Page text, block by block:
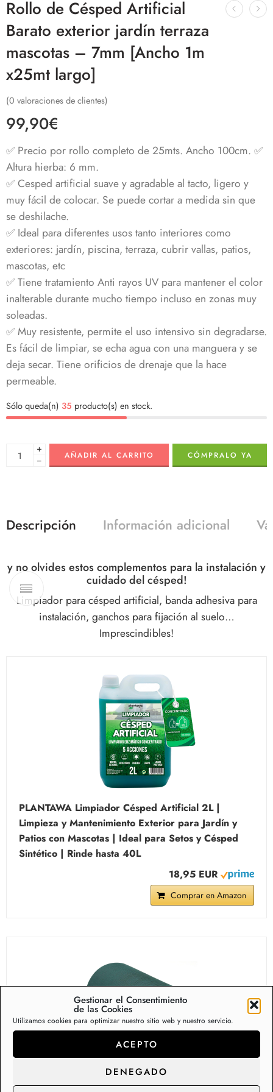
Gestionar el Consentimiento
de las Cookies
Utilizamos cookies para optimizar nuestro sitio web y nuestro servicio.
ACEPTO
DENEGADO
Rollo de Césped Artificial
Barato exterior jardín terraza
mascotas – 7mm [Ancho 1m
x25mt largo]
(0 valoraciones de clientes)
99,90€
✅ Precio por rollo completo de 25mts. Ancho 100cm. ✅
Altura hierba: 6 mm.
✅ Cesped artificial suave y agradable al tacto, ligero y
muy fácil de colocar. Se puede cortar a medida sin que
se deshilache.
✅ Ideal para diferentes usos tanto interiores como
exteriores: jardín, piscina, terraza, cubrir vallas, patios,
mascotas, etc
✅ Tiene tratamiento Anti rayos UV para mantener el color
inalterable durante mucho tiempo incluso en zonas muy
soleadas.
✅ Muy resistente, permite el uso intensivo sin degradarse.
Es fácil de limpiar, se echa agua con una manguera y se
deja secar. Tiene orificios de drenaje que la hace
permeable.
Sólo queda(n) 35 producto(s) en stock.
+
−
AÑADIR AL CARRITO CÓMPRALO YA
Descripción Información adicional
y no olvides estos complementos para la instalación y
cuidado del césped!
Limpiador para césped artificial, banda adhesiva para
instalación, ganchos para fijación al suelo…
Imprescindibles!
PLANTAWA Limpiador Césped Artificial 2L |
Limpieza y Mantenimiento Exterior para Jardín y
Patios con Mascotas | Ideal para Setos y Césped
Sintético | Rinde hasta 40L
18,95 EUR
Comprar en Amazon
WELSTIK Cinta para costura de césped artificial 15